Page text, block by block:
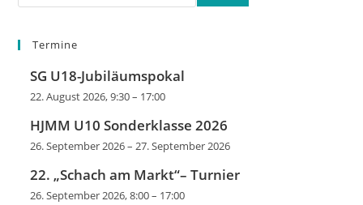
Termine
SG U18-Jubiläumspokal
22. August 2026, 9:30– 17:00
HJMM U10 Sonderklasse 2026
26. September 2026–27. September 2026
22. „Schach am Markt“– Turnier
26. September 2026, 8:00– 17:00